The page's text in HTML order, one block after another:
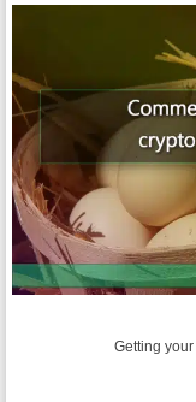
Getting your